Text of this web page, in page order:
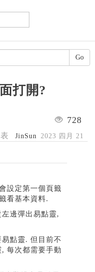
打開?
728
JinSun 2023 四月 21
設定第一個頁籤
看基本資料.
邊彈出易點靈,
點靈. 但目前不
每次都需要手動
Go